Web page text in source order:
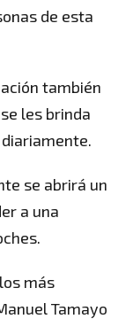
de esta
también
les brinda
se abrirá un
a una
más
Tamayo